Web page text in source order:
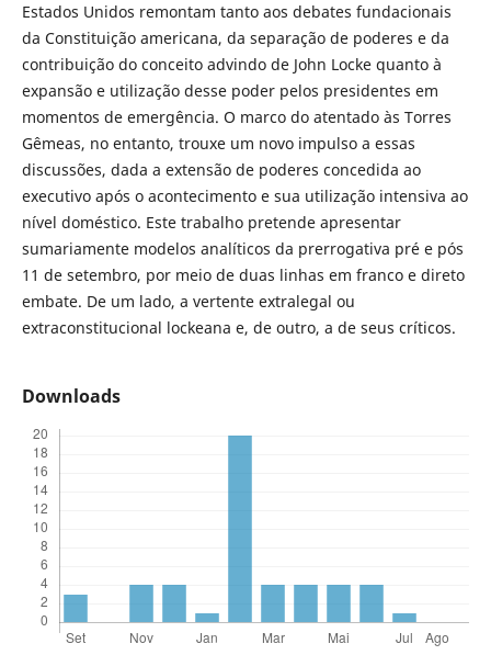
Estados Unidos remontam tanto aos debates fundacionais
da Constituição americana, da separação de poderes e da
contribuição do conceito advindo de John Locke quanto à
expansão e utilização desse poder pelos presidentes em
momentos de emergência. O marco do atentado às Torres
Gêmeas, no entanto, trouxe um novo impulso a essas
discussões, dada a extensão de poderes concedida ao
executivo após o acontecimento e sua utilização intensiva ao
nível doméstico. Este trabalho pretende apresentar
sumariamente modelos analíticos da prerrogativa pré e pós
11 de setembro, por meio de duas linhas em franco e direto
embate. De um lado, a vertente extralegal ou
extraconstitucional lockeana e, de outro, a de seus críticos.
Downloads